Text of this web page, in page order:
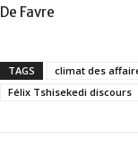
De Favre
TAGS climat des
Félix Tshisekedi discours